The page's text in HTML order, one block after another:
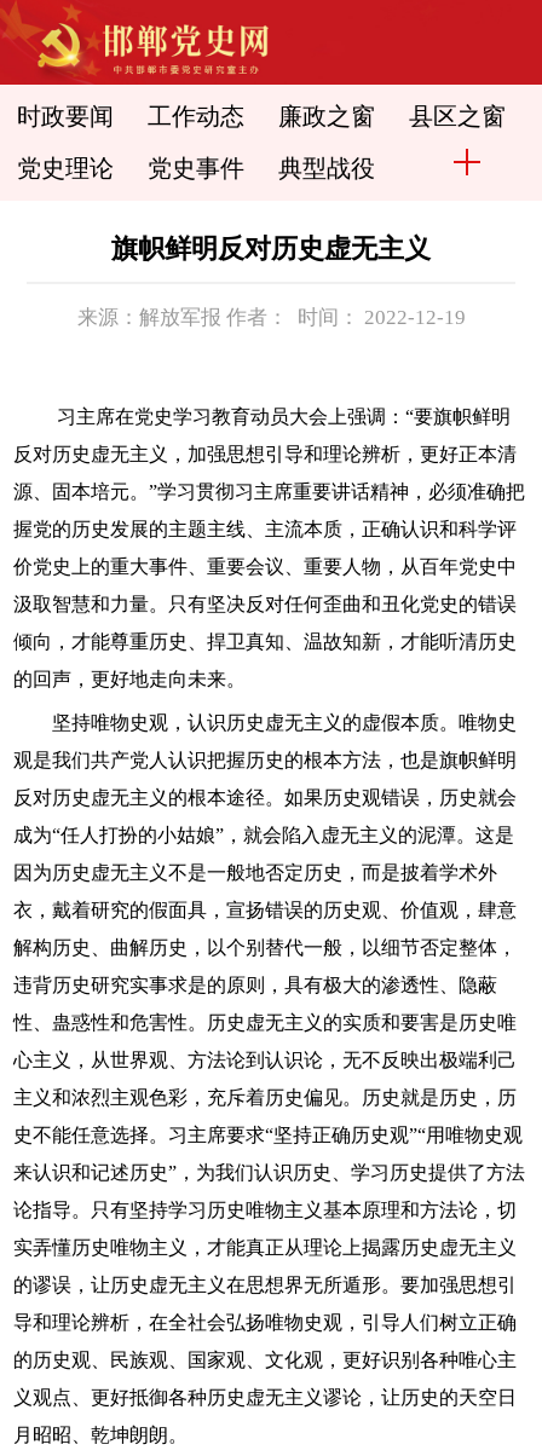
时政要闻 工作动态 廉政之窗 县区之窗
党史理论 党史事件 典型战役
旗帜鲜明反对历史虚无主义
来源：解放军报 作者： 时间： 2022-12-19
习主席在党史学习教育动员大会上强调：“要旗帜鲜明
反对历史虚无主义，加强思想引导和理论辨析，更好正本清
源、固本培元。”学习贯彻习主席重要讲话精神，必须准确把
握党的历史发展的主题主线、主流本质，正确认识和科学评
价党史上的重大事件、重要会议、重要人物，从百年党史中
汲取智慧和力量。只有坚决反对任何歪曲和丑化党史的错误
倾向，才能尊重历史、捍卫真知、温故知新，才能听清历史
的回声，更好地走向未来。
坚持唯物史观，认识历史虚无主义的虚假本质。唯物史
观是我们共产党人认识把握历史的根本方法，也是旗帜鲜明
反对历史虚无主义的根本途径。如果历史观错误，历史就会
成为“任人打扮的小姑娘”，就会陷入虚无主义的泥潭。这是
因为历史虚无主义不是一般地否定历史，而是披着学术外
衣，戴着研究的假面具，宣扬错误的历史观、价值观，肆意
解构历史、曲解历史，以个别替代一般，以细节否定整体，
违背历史研究实事求是的原则，具有极大的渗透性、隐蔽
性、蛊惑性和危害性。历史虚无主义的实质和要害是历史唯
心主义，从世界观、方法论到认识论，无不反映出极端利己
主义和浓烈主观色彩，充斥着历史偏见。历史就是历史，历
史不能任意选择。习主席要求“坚持正确历史观”“用唯物史观
来认识和记述历史”，为我们认识历史、学习历史提供了方法
论指导。只有坚持学习历史唯物主义基本原理和方法论，切
实弄懂历史唯物主义，才能真正从理论上揭露历史虚无主义
的谬误，让历史虚无主义在思想界无所遁形。要加强思想引
导和理论辨析，在全社会弘扬唯物史观，引导人们树立正确
的历史观、民族观、国家观、文化观，更好识别各种唯心主
义观点、更好抵御各种历史虚无主义谬论，让历史的天空日
月昭昭、乾坤朗朗。